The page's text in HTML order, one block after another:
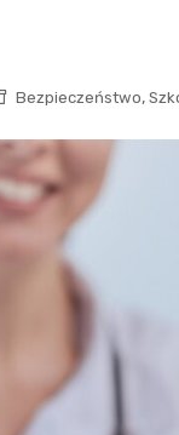
Bezpieczeństwo,